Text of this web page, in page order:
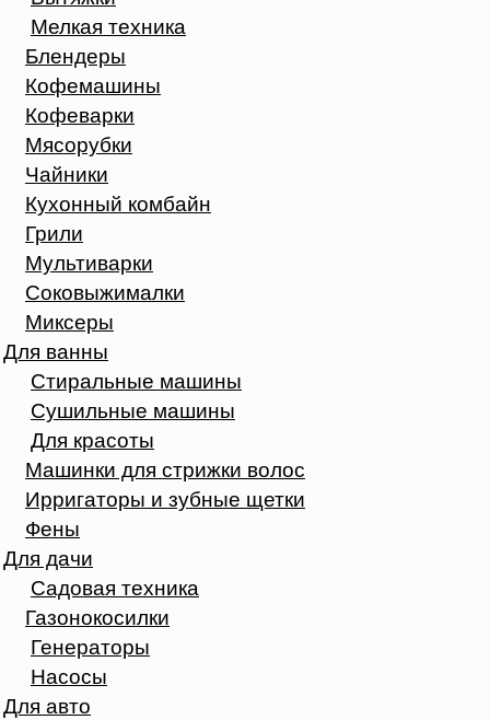
Мелкая техника
Блендеры
Кофемашины
Кофеварки
Мясорубки
Чайники
Кухонный комбайн
Грили
Мультиварки
Соковыжималки
Миксеры
Для ванны
Стиральные машины
Сушильные машины
Для красоты
Машинки для стрижки волос
Ирригаторы и зубные щетки
Фены
Для дачи
Садовая техника
Газонокосилки
Генераторы
Насосы
Для авто